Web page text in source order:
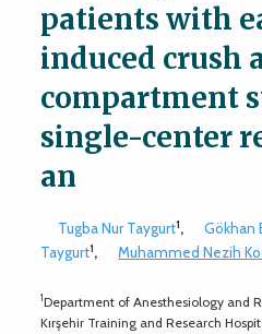
patients with
induced crush
compartment
single-center
an
Tugba Nur Taygurt1, Gökhan
Taygurt1, Muhammed Nezih
1Department of Anesthesiology and
Kırşehir Training and Research